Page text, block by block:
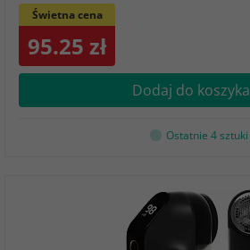
Świetna cena
95.25 zł
Dodaj do koszyka
Ostatnie 4 sztuki